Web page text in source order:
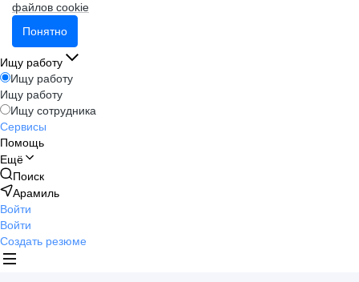
файлов cookie
Понятно
Ищу работу
Ищу работу
Ищу работу
Ищу сотрудника
Сервисы
Помощь
Ещё
Поиск
Арамиль
Войти
Войти
Создать резюме